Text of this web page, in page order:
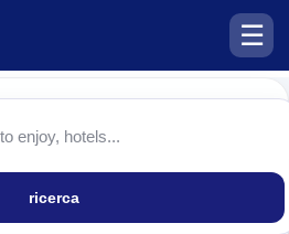
☰
ricerca